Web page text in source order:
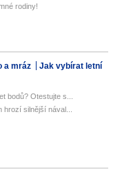
rodiny!
a mráz
Jak vybírat letní
bodů? Otestujte s...
silnější nával...